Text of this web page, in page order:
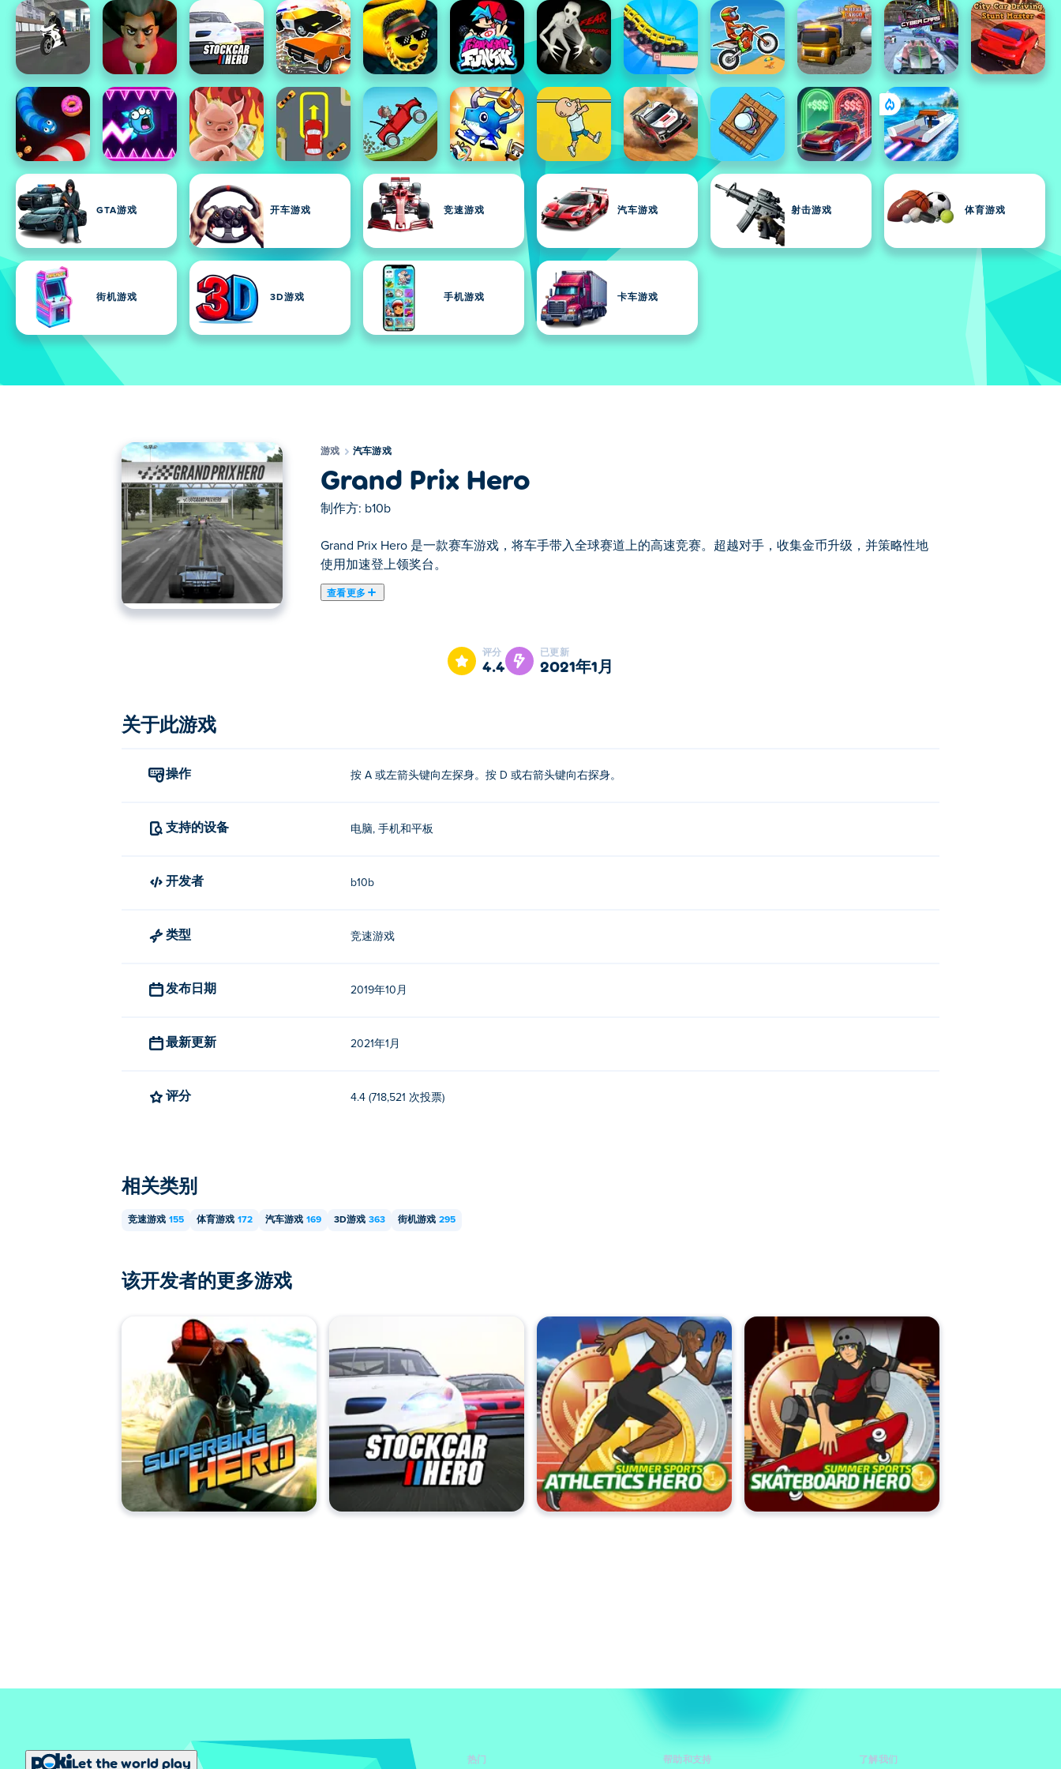
GTA游戏 开车游戏 竞速游戏 汽车游戏 射击游戏 体育游戏
街机游戏 3D游戏 手机游戏 卡车游戏
游戏 汽车游戏
Grand Prix Hero
制作方: b10b
Grand Prix Hero 是一款赛车游戏，将车手带入全球赛道上的高速竞赛。超越对手，收集金币升级，并策略性地
使用加速登上领奖台。
查看更多
在这里你可以玩Grand Prix Hero. Grand Prix Hero是我们的精选汽车游戏之一。
评分
4.4
已更新
2021年1月
关于此游戏
操作 按 A 或左箭头键向左探身。按 D 或右箭头键向右探身。
支持的设备 电脑, 手机和平板
开发者 b10b
类型 竞速游戏
发布日期 2019年10月
最新更新 2021年1月
评分 4.4 (718,521 次投票)
相关类别
竞速游戏 155 体育游戏 172 汽车游戏 169 3D游戏 363 街机游戏 295
该开发者的更多游戏
Let the world play 热门 帮助和支持 了解我们